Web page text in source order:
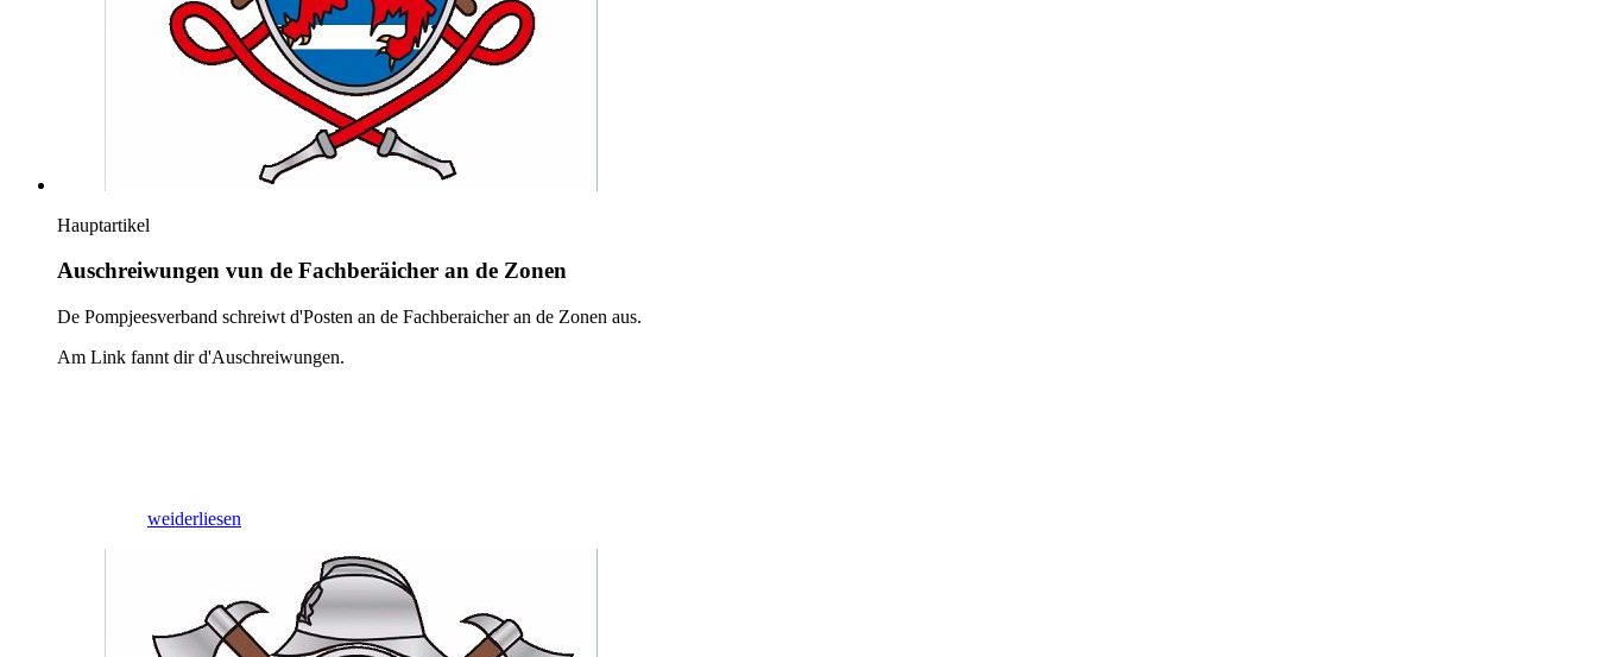
Hauptartikel
Auschreiwungen vun de Fachberäicher an de Zonen
De Pompjeesverband schreiwt d'Posten an de Fachberaicher an de Zonen aus.
Am Link fannt dir d'Auschreiwungen.
weiderliesen